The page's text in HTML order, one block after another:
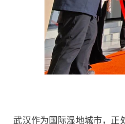
武汉作为国际湿地城市，正